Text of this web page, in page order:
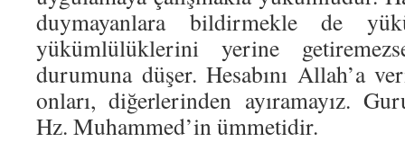
duymayanlara bildirmekle de
yükümlülüklerini yerine
durumuna düşer. Hesabını Allah’a
onları, diğerlerinden ayıramayız.
Hz. Muhammed’in ümmetidir.